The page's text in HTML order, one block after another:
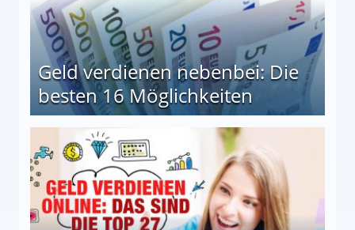
Geld verdienen nebenbei: Die
besten 16 Möglichkeiten